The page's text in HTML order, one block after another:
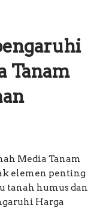
Tanam
Media Tanam
elemen penting
tanah humus dan
Harga